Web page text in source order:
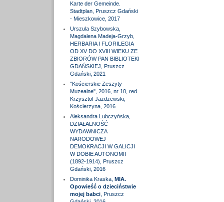
Karte der Gemeinde.
Stadtplan, Pruszcz Gdański
- Mieszkowice, 2017
Urszula Szybowska,
Magdalena Madeja-Grzyb,
HERBARIA I FLORILEGIA
OD XV DO XVIII WIEKU ZE
ZBIORÓW PAN BIBLIOTEKI
GDAŃSKIEJ, Pruszcz
Gdański, 2021
"Kościerskie Zeszyty
Muzealne", 2016, nr 10, red.
Krzysztof Jażdżewski,
Kościerzyna, 2016
Aleksandra Lubczyńska,
DZIAŁALNOŚĆ
WYDAWNICZA
NARODOWEJ
DEMOKRACJI W GALICJI
W DOBIE AUTONOMII
(1892-1914), Pruszcz
Gdański, 2016
Dominika Kraska, MIA.
Opowieść o dzieciństwie
mojej babci, Pruszcz